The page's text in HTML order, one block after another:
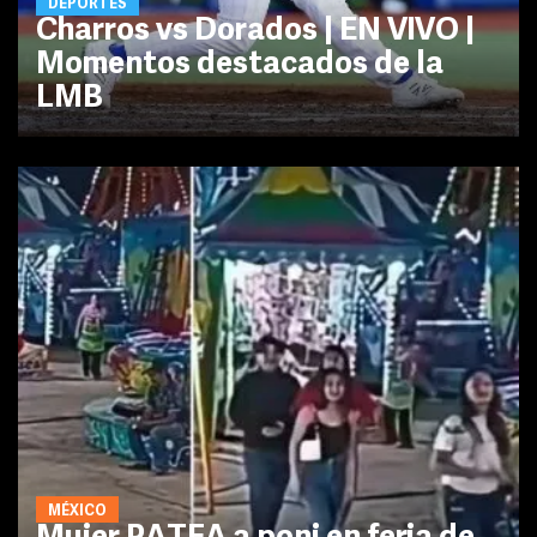
DEPORTES
Charros vs Dorados | EN VIVO |
Momentos destacados de la
LMB
MÉXICO